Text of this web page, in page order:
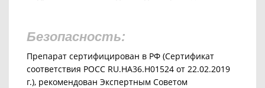
Безопасность:
Препарат сертифицирован в РФ (Сертификат
соответствия РОСС RU.HA36.H01524 от 22.02.2019
г.), рекомендован Экспертным Советом